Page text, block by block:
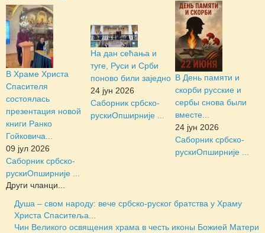
В Храме Христа
Спасителя
состоялась
презентация новой
книги Ранко
Гойковича...
09 јул 2026
Саборник србско-
рускиОпширније ...
На дан сећања и
туге, Руси и Срби
поново били заједно
24 јун 2026
Саборник србско-
рускиОпширније ...
В День памяти и
скорби русские и
сербы снова были
вместе...
24 јун 2026
Саборник србско-
рускиОпширније ...
Други чланци...
Душа – свом народу: вече србско-руског братства у Храму
Христа Спаситеља...
Чин Великого освящения храма в честь иконы Божией Матери